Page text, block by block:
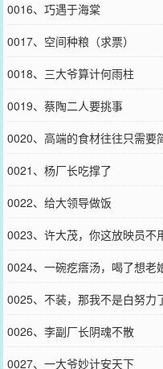
0016、巧遇于海棠
0017、空间种粮（求票）
0018、三大爷算计何雨柱
0019、蔡陶二人要挑事
0020、高端的食材往往只需要
0021、杨厂长吃撑了
0022、给大领导做饭
0023、许大茂，你这放映员不
0024、一碗疙瘩汤，喝了想老
0025、不装，那我不是白努力
0026、李副厂长阴魂不散
0027、一大爷妙计安天下